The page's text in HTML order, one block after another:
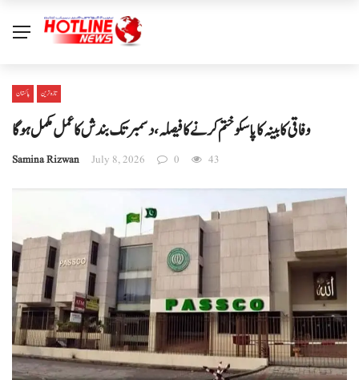
پاکستان تازہ ترین
وفاقی کابینہ کا پاسکو ختم کرنے کا فیصلہ، دسمبر تک بندش کا عمل مکمل ہوگا
Samina Rizwan July 8, 2026 0 43